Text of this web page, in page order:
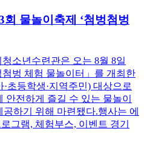
물놀이축제 ‘첨벙첨벙
소년수련관은 오는 8월 8일
벙 체험 물놀이터」를 개최한
초등학생·지역주민) 대상으로
전하게 즐길 수 있는 물놀이
하기 위해 마련됐다.행사는 에
그램, 체험부스, 이벤트 경기